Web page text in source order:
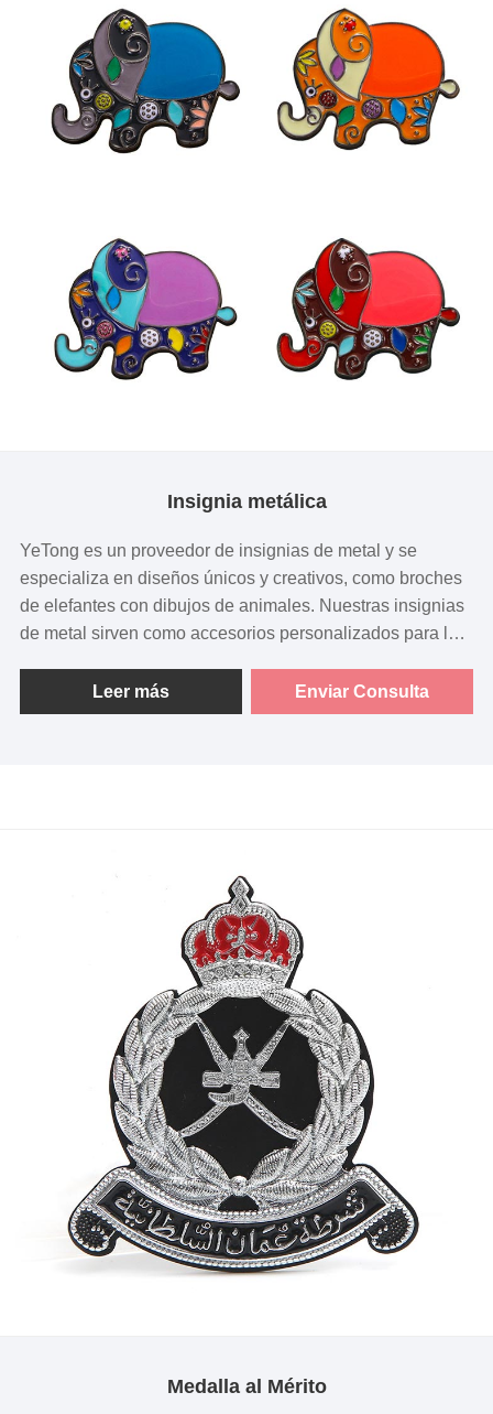
Insignia metálica
YeTong es un proveedor de insignias de metal y se
especializa en diseños únicos y creativos, como broches
de elefantes con dibujos de animales. Nuestras insignias
de metal sirven como accesorios personalizados para la
personalidad a cualquier conjunto.
Leer más Enviar Consulta
Medalla al Mérito